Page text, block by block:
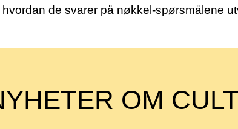
hvordan de svarer på nøkkel-spørsmålene
OM